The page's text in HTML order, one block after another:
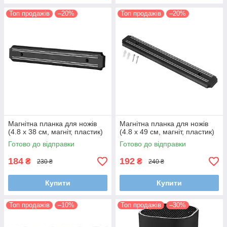
Топ продажів –20%
Магнітна планка для ножів
(4.8 x 38 см, магніт, пластик)
Готово до відправки
184 ₴ 230 ₴
Купити
Топ продажів –20%
Магнітна планка для ножів
(4.8 x 49 см, магніт, пластик)
Готово до відправки
192 ₴ 240 ₴
Купити
Топ продажів –10% Топ продажів –30%